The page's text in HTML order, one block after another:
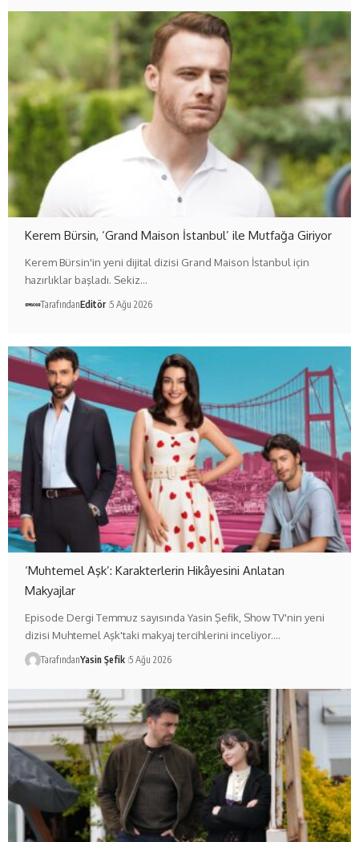
Kerem Bürsin, ‘Grand Maison İstanbul’ ile Mutfağa Giriyor
Kerem Bürsin'in yeni dijital dizisi Grand Maison İstanbul için
hazırlıklar başladı. Sekiz…
TarafındanEditör 5 Ağu 2026
‘Muhtemel Aşk’: Karakterlerin Hikâyesini Anlatan
Makyajlar
Episode Dergi Temmuz sayısında Yasin Şefik, Show TV'nin yeni
dizisi Muhtemel Aşk'taki makyaj tercihlerini inceliyor.…
TarafındanYasin Şefik 5 Ağu 2026